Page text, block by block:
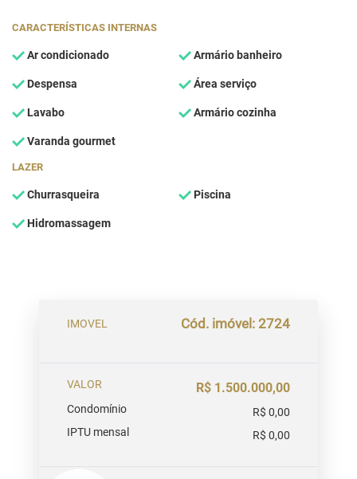
CARACTERÍSTICAS INTERNAS
Ar condicionado Armário banheiro
Despensa Área serviço
Lavabo Armário cozinha
Varanda gourmet
LAZER
Churrasqueira Piscina
Hidromassagem
IMOVEL Cód. imóvel: 2724
VALOR R$ 1.500.000,00
Condomínio
R$ 0,00
IPTU mensal
R$ 0,00